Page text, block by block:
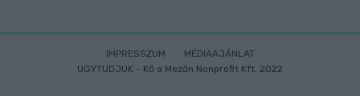
IMPRESSZUM
MÉDIAAJÁNLAT
UGYTUDJUK - Kő a Mezőn Nonprofit Kft. 2022